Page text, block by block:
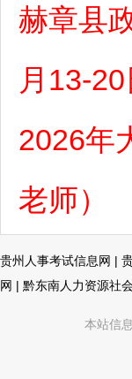
赫章县
月13-20
2026年
老师）
贵州人事考试信息网 |
网 | 黔东南人力资源社
本站信